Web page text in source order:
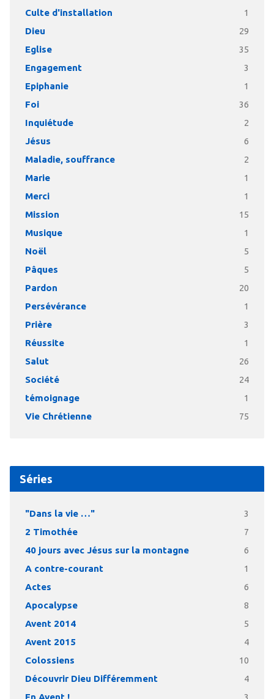
Culte d'installation 1
Dieu 29
Eglise 35
Engagement 3
Epiphanie 1
Foi 36
Inquiétude 2
Jésus 6
Maladie, souffrance 2
Marie 1
Merci 1
Mission 15
Musique 1
Noël 5
Pâques 5
Pardon 20
Persévérance 1
Prière 3
Réussite 1
Salut 26
Société 24
témoignage 1
Vie Chrétienne 75
Séries
"Dans la vie …" 3
2 Timothée 7
40 jours avec Jésus sur la montagne 6
A contre-courant 1
Actes 6
Apocalypse 8
Avent 2014 5
Avent 2015 4
Colossiens 10
Découvrir Dieu Différemment 4
En Avent !